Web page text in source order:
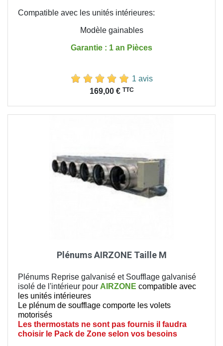
Compatible avec les unités intérieures:
Modèle gainables
Garantie : 1 an Pièces
1 avis
169,00 € TTC
Plénums AIRZONE Taille M
Plénums Reprise galvanisé et Soufflage galvanisé
isolé de l'intérieur pour AIRZONE compatible avec
les unités intérieures
Le plénum de soufflage comporte les volets
motorisés
Les thermostats ne sont pas fournis il faudra
choisir le Pack de Zone selon vos besoins